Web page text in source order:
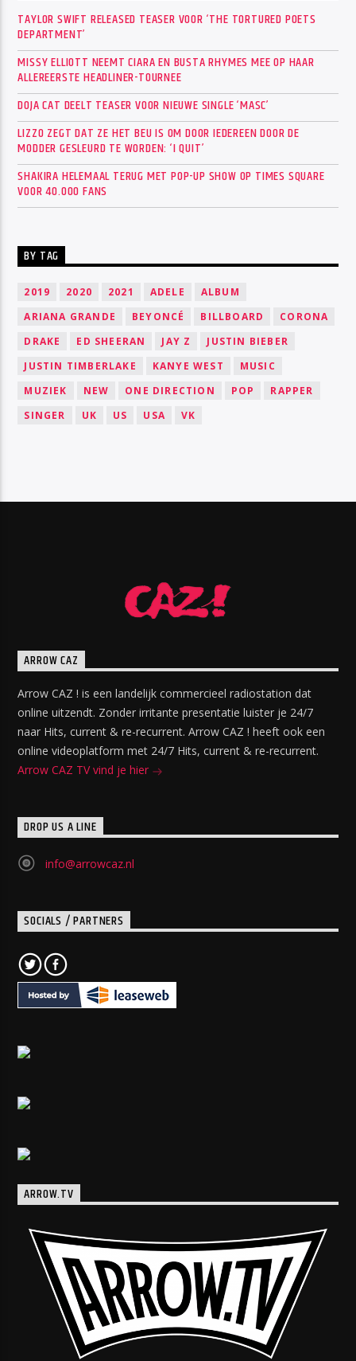
TAYLOR SWIFT RELEASED TEASER VOOR ‘THE TORTURED POETS
DEPARTMENT’
MISSY ELLIOTT NEEMT CIARA EN BUSTA RHYMES MEE OP HAAR
ALLEREERSTE HEADLINER-TOURNEE
DOJA CAT DEELT TEASER VOOR NIEUWE SINGLE ‘MASC’
LIZZO ZEGT DAT ZE HET BEU IS OM DOOR IEDEREEN DOOR DE
MODDER GESLEURD TE WORDEN: ‘I QUIT’
SHAKIRA HELEMAAL TERUG MET POP-UP SHOW OP TIMES SQUARE
VOOR 40.000 FANS
BY TAG
2019 2020 2021 ADELE
ALBUM
ARIANA GRANDE
BEYONCÉ BILLBOARD
CORONA
DRAKE
ED SHEERAN JAY Z
JUSTIN BIEBER
JUSTIN TIMBERLAKE
KANYE WEST
MUSIC
MUZIEK
NEW ONE DIRECTION POP
RAPPER
SINGER
UK US USA VK
ARROW CAZ
Arrow CAZ ! is een landelijk commercieel radiostation dat
online uitzendt. Zonder irritante presentatie luister je 24/7
naar Hits, current & re-recurrent. Arrow CAZ ! heeft ook een
online videoplatform met 24/7 Hits, current & re-recurrent.
Arrow CAZ TV vind je hier
DROP US A LINE
info@arrowcaz.nl
SOCIALS / PARTNERS
ARROW.TV